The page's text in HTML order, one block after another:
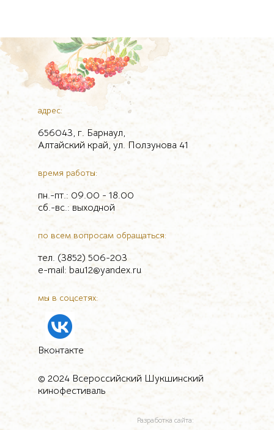
адрес:
656043, г. Барнаул,
Алтайский край, ул. Ползунова 41
по всем вопросам обращаться:
тел. (3852) 506-203
e-mail: bau12@yandex.ru
© 2024 Всероссийский Шукшинский
кинофестиваль
время работы:
пн.-пт.: 09.00 - 18.00
сб.-вс.: выходной
мы в соцсетях:
Вконтакте
Разработка сайта: